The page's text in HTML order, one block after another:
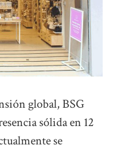
global, BSG
sólida en 12
se